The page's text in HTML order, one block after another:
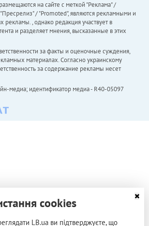
на сайте с меткой "Реклама" /
/ "Promoted", являются рекламными и
рекламы. , однако редакция участвует в
и разделяет мнения, высказанные в этих
за факты и оценочные суждения,
материалах. Согласно украинскому
за содержание рекламы несет
медиа; идентификатор медиа - R40-05097
cookies
LB.ua ви підтверджуєте, що